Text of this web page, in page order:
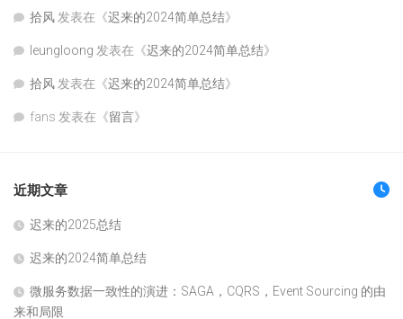
拾风 发表在《迟来的2024简单总结》
leungloong 发表在《迟来的2024简单总结》
拾风 发表在《迟来的2024简单总结》
fans 发表在《留言》
近期文章
迟来的2025总结
迟来的2024简单总结
微服务数据一致性的演进：SAGA，CQRS，Event Sourcing 的由
来和局限